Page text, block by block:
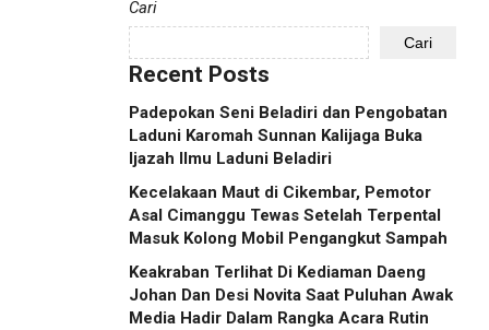
Cari
Cari
Recent Posts
Padepokan Seni Beladiri dan Pengobatan
Laduni Karomah Sunnan Kalijaga Buka
Ijazah Ilmu Laduni Beladiri
Kecelakaan Maut di Cikembar, Pemotor
Asal Cimanggu Tewas Setelah Terpental
Masuk Kolong Mobil Pengangkut Sampah
Keakraban Terlihat Di Kediaman Daeng
Johan Dan Desi Novita Saat Puluhan Awak
Media Hadir Dalam Rangka Acara Rutin